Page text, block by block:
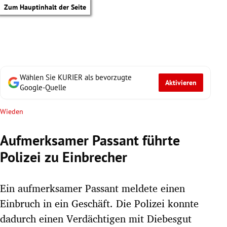
Zum Hauptinhalt der Seite
Untermenü
Wählen Sie KURIER als bevorzugte
Google-Quelle
Aktivieren
Wieden
Aufmerksamer Passant führte
Polizei zu Einbrecher
Ein aufmerksamer Passant meldete einen
Einbruch in ein Geschäft. Die Polizei konnte
dadurch einen Verdächtigen mit Diebesgut